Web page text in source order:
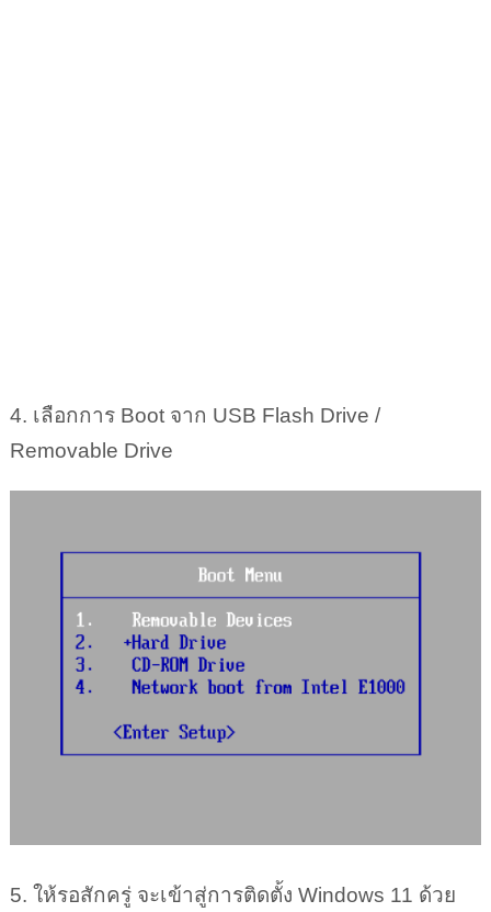
4. เลือกการ Boot จาก USB Flash Drive /
Removable Drive
5. ให้รอสักครู่ จะเข้าสู่การติดตั้ง Windows 11 ด้วย